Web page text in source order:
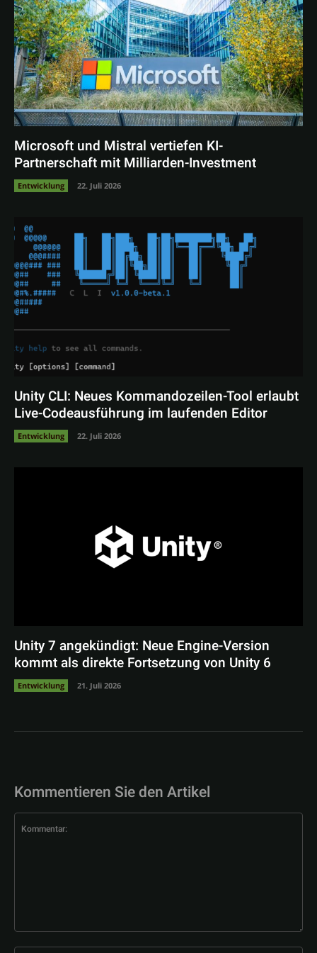
Microsoft und Mistral vertiefen KI-
Partnerschaft mit Milliarden-Investment
Entwicklung 22. Juli 2026
Unity CLI: Neues Kommandozeilen-Tool erlaubt
Live-Codeausführung im laufenden Editor
Entwicklung 22. Juli 2026
Unity 7 angekündigt: Neue Engine-Version
kommt als direkte Fortsetzung von Unity 6
Entwicklung 21. Juli 2026
Kommentieren Sie den Artikel